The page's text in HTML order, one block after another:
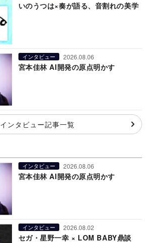
いのうつは×奏が語る、音割れの美学
インタビュー 2026.08.06
宮本佳林 AI開発の原点明かす
インタビュー記事一覧
インタビュー 2026.08.06
宮本佳林 AI開発の原点明かす
インタビュー 2026.08.02
セガ・星野一幸 × LOM BABY鼎談